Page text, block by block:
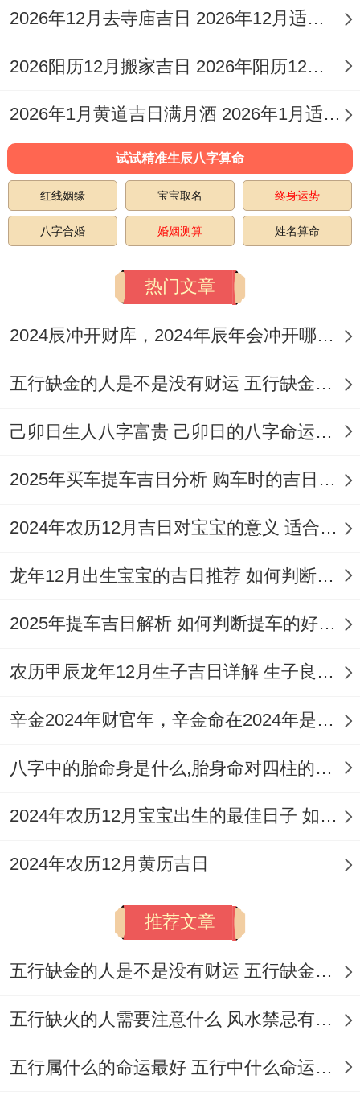
职场人士。
未时（13：00-15:00）：玉堂吉神主导，寓
此时理发利于学习与决策，学生或创意工作
者尤为适合。
戌时（19：00-21：00）：司命吉神值守 标
记家庭与谐同健康！
合全家行动。
理发注意事项
理发前：选择心情愉悦的日子，避免身体不
美符合需求。
理发中:保持放松心态、可默念积极愿望增强
理发后:及时清理碎发、寓意告别以往烦恼！
护理头发如利用滋养产品，保持发质健康光
泽...
态迎接变化！
选择红色或紫色衣物增强阳气 提升当日运
默念祈愿语:理发时默念「焕然一新，好运随
行」;强化积极心理！
福气与健康！
2026年12月去寺庙吉日 2026年12月适合去寺庙的日子
2026阳历12月搬家吉日 2026年阳历12月适合搬家的黄道吉日
2026年1月黄道吉日满月酒 2026年1月适合满月酒的日子
试试精准生辰八字算命
红线姻缘 宝宝取名 终身运势
八字合婚 婚姻测算 姓名算命
热门文章
2024辰冲开财库，2024年辰年会冲开哪些人的财库
五行缺金的人是不是没有财运 五行缺金的人命运好不好
己卯日生人八字富贵 己卯日的八字命运如何
2025年买车提车吉日分析 购车时的吉日与禁忌
2024年农历12月吉日对宝宝的意义 适合龙年宝宝出生的日子有哪些
龙年12月出生宝宝的吉日推荐 如何判断吉日是否适合宝宝
2025年提车吉日解析 如何判断提车的好日子
农历甲辰龙年12月生子吉日详解 生子良辰的影响因素
辛金2024年财官年，辛金命在2024年是财官年还是财印年
八字中的胎命身是什么,胎身命对四柱的影响
2024年农历12月宝宝出生的最佳日子 如何挑选适合的吉日
2024年农历12月黄历吉日
推荐文章
五行缺金的人是不是没有财运 五行缺金的人命运好不好
五行缺火的人需要注意什么 风水禁忌有哪些
五行属什么的命运最好 五行中什么命运势旺盛